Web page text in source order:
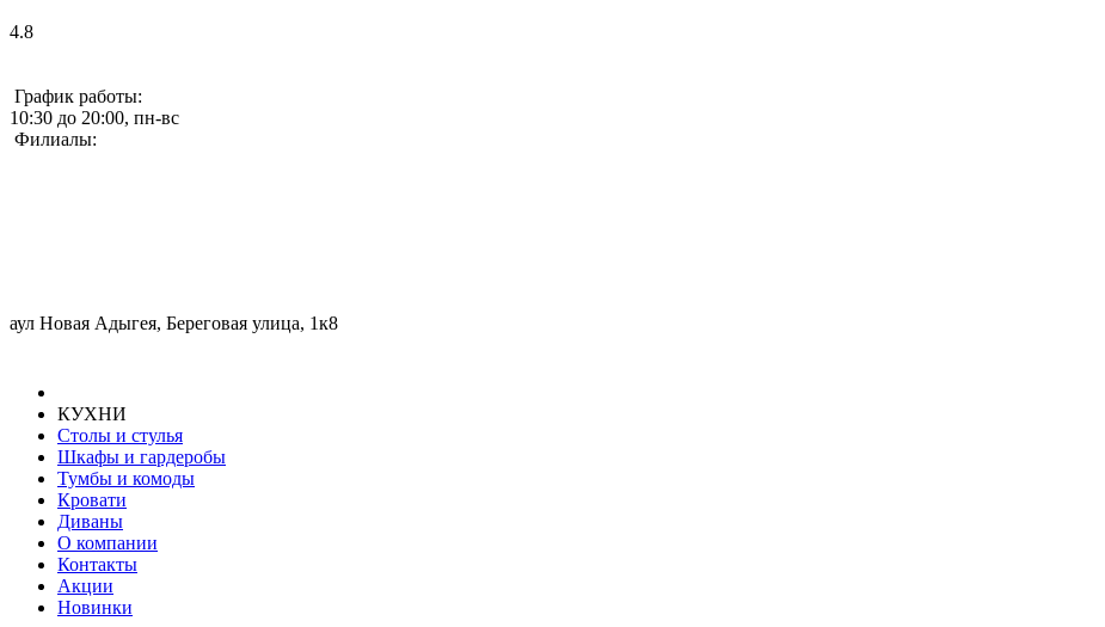
4.8
График работы:
10:30 до 20:00, пн-вс
Филиалы:
аул Новая Адыгея, Береговая улица, 1к8
КУХНИ
Столы и стулья
Шкафы и гардеробы
Тумбы и комоды
Кровати
Диваны
О компании
Контакты
Акции
Новинки